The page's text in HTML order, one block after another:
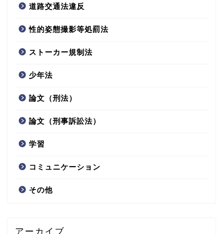
道路交通法違反
性的姿態撮影等処罰法
ストーカー規制法
少年法
論文（刑法）
論文（刑事訴訟法）
学習
コミュニケーション
その他
アーカイブ